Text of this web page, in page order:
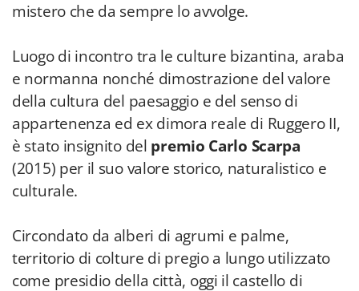
mistero che da sempre lo avvolge.
Luogo di incontro tra le culture bizantina, araba
e normanna nonché dimostrazione del valore
della cultura del paesaggio e del senso di
appartenenza ed ex dimora reale di Ruggero II,
è stato insignito del premio Carlo Scarpa
(2015) per il suo valore storico, naturalistico e
culturale.
Circondato da alberi di agrumi e palme,
territorio di colture di pregio a lungo utilizzato
come presidio della città, oggi il castello di